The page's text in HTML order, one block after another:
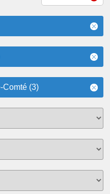
Comté (3)